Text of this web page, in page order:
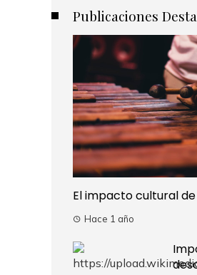
Publicaciones
El impacto cultural
Hace 1 año